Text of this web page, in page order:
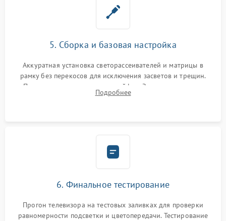
5. Сборка и базовая настройка
Аккуратная установка светорассеивателей и матрицы в
рамку без перекосов для исключения засветов и трещин.
Подключение внутренних шлейфов. Закрытие корпуса.
Сброс настроек и обновление программного обеспечения.
Подробнее
6. Финальное тестирование
Прогон телевизора на тестовых заливках для проверки
равномерности подсветки и цветопередачи. Тестирование